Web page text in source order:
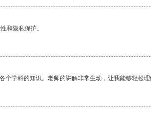
和隐私保护。
个学科的知识。老师的讲解非常生动，让我能够轻松理